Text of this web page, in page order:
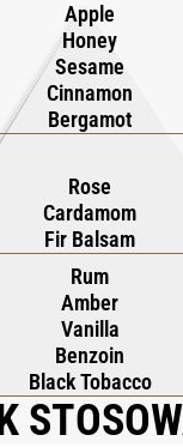
odsłania
tytoniu, rumu i
otulający eliksir,
i wyrafinowaniem.
zapach spokoju —
stać w miejscu.
Apple
Honey
Sesame
Cinnamon
Bergamot
Rose
Cardamom
Fir Balsam
Rum
Amber
Vanilla
Benzoin
Black Tobacco